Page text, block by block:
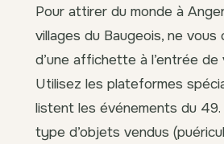
Pour attirer du monde à
villages du Baugeois, ne
d’une affichette à l’entrée de
Utilisez les plateformes
listent les événements du 49.
type d’objets vendus